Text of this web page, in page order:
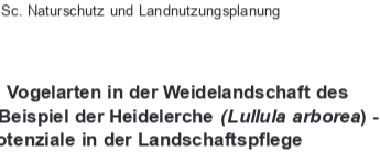
Sc.  Naturschutz  und  Landnutzungsplanung
Vogelarten in der Weidelandschaft des
der Heidelerche (Lullula  arborea) -
in der Landschaftspflege